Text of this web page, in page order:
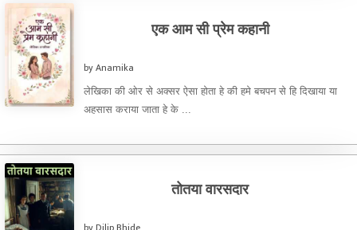
एक आम सी प्रेम कहानी
by Anamika
लेखिका की ओर से अक्सर ऐसा होता हे की हमे बचपन से हि दिखाया या
अहसास कराया जाता हे के ...
तोतया वारसदार